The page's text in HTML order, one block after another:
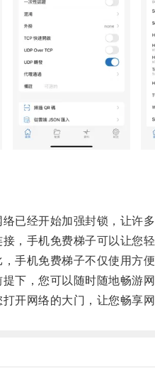
经开始加强封锁，让许多
手机免费梯子可以让您轻
机免费梯子不仅使用方便
，您可以随时随地畅游网
网络的大门，让您畅享网